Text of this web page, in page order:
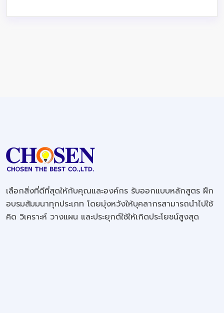
เลือกสิ่งที่ดีที่สุดให้กับคุณและองค์กร รับออกแบบหลักสูตร ฝึก
อบรมสัมมนาทุกประเภท โดยมุ่งหวังให้บุคลากรสามารถนำไปใช้
คิด วิเคราะห์ วางแผน และประยุกต์ใช้ให้เกิดประโยชน์สูงสุด